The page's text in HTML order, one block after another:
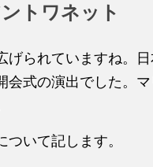
トワネット
られていますね。日
式の演出でした。
いて記します。